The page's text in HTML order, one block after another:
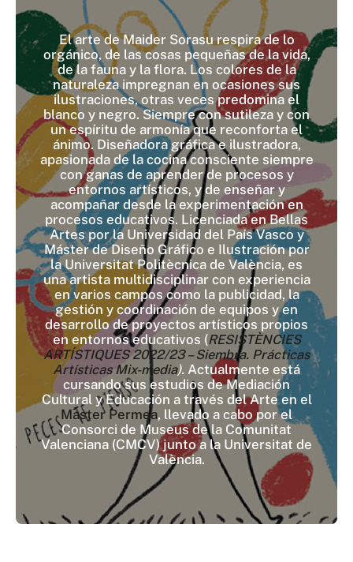
El arte de Maider Sorasu respira de lo
orgánico, de las cosas pequeñas de la vida,
de la fauna y la flora. Los colores de la
naturaleza impregnan en ocasiones sus
ilustraciones, otras veces predomina el
blanco y negro. Siempre con sutileza y con
un espíritu de armonía que reconforta el
ánimo. Diseñadora gráfica e ilustradora,
apasionada de la cocina consciente siempre
con ganas de aprender de procesos y
entornos artísticos, y de enseñar y
acompañar desde la experimentación en
procesos educativos. Licenciada en Bellas
Artes por la Universidad del País Vasco y
Máster de Diseño Gráfico e Ilustración por
la Universitat Politècnica de València, es
una artista multidisciplinar con experiencia
en varios campos como la publicidad, la
gestión y coordinación de equipos y en
desarrollo de proyectos artísticos propios
en entornos educativos (RESISTÈNCIES
ARTÍSTIQUES 2022/23 – Siembra. Prácticas
Artísticas Mix-media). Actualmente está
cursando sus estudios de Mediación
Cultural y Educación a través del Arte en el
Master Permea, llevado a cabo por el
Consorci de Museus de la Comunitat
Valenciana (CMCV) junto a la Universitat de
València.